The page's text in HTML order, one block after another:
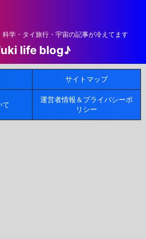
学・タイ旅行・宇宙の記事が冷えてます
life blog♪
サイトマップ
て
運営者情報＆プライバシーポ
リシー